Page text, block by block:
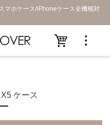
マホケース/iPhoneケース全機種対
ケース